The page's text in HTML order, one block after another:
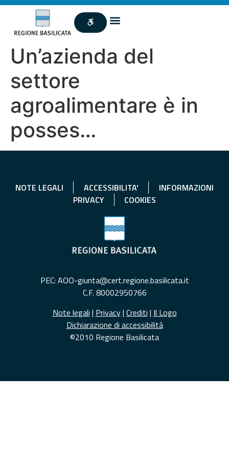
Un’azienda del
settore
agroalimentare è in
posses…
NOTE LEGALI ACCESSIBILITA'
INFORMAZIONI
PRIVACY
COOKIES
PEC: AOO-giunta@cert.regione.basilicata.it
C.F. 80002950766
Note legali | Privacy| Crediti | Il Logo
Dichiarazione di accessibilità
©2010 Regione Basilicata